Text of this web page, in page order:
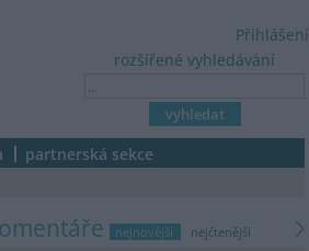
rozšířené vyhledávání
Přihlášení
partnerská sekce
nejnovější nejčtenější